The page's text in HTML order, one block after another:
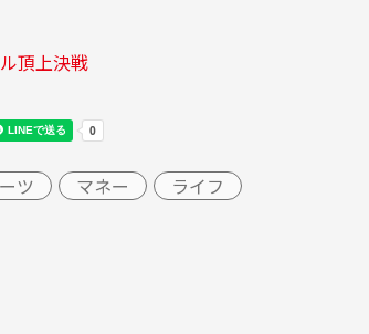
頂上決戦
ツ マネー
ライフ